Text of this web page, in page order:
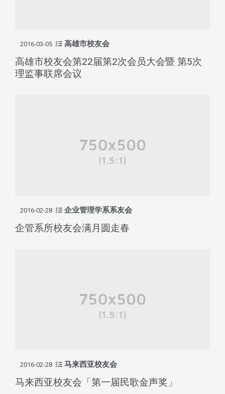
2016-03-05 高雄市校友会
高雄市校友会第22届第2次会员大会暨 第5次
理监事联席会议
2016-02-28 企业管理学系系友会
企管系所校友会满月圆走春
2016-02-28 马来西亚校友会
马来西亚校友会「第一届民歌金声奖」